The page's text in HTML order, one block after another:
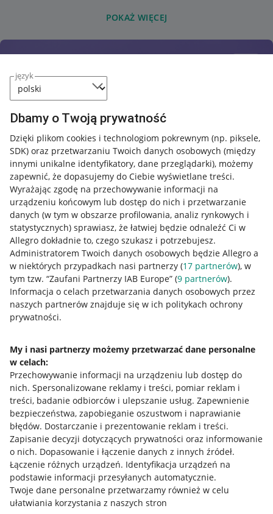
język
Dbamy o Twoją prywatność
Dzięki plikom cookies i technologiom pokrewnym (np. piksele,
SDK) oraz przetwarzaniu Twoich danych osobowych (między
innymi unikalne identyfikatory, dane przeglądarki), możemy
zapewnić, że dopasujemy do Ciebie wyświetlane treści.
Wyrażając zgodę na przechowywanie informacji na
urządzeniu końcowym lub dostęp do nich i przetwarzanie
danych (w tym w obszarze profilowania, analiz rynkowych i
statystycznych) sprawiasz, że łatwiej będzie odnaleźć Ci w
Allegro dokładnie to, czego szukasz i potrzebujesz.
Administratorem Twoich danych osobowych będzie Allegro a
w niektórych przypadkach nasi partnerzy (17 partnerów), w
tym tzw. “Zaufani Partnerzy IAB Europe” (9 partnerów).
Informacja o celach przetwarzania danych osobowych przez
naszych partnerów znajduje się w ich politykach ochrony
prywatności.
My i nasi partnerzy możemy przetwarzać dane personalne
w celach:
Przechowywanie informacji na urządzeniu lub dostęp do
nich. Spersonalizowane reklamy i treści, pomiar reklam i
treści, badanie odbiorców i ulepszanie usług. Zapewnienie
bezpieczeństwa, zapobieganie oszustwom i naprawianie
błędów. Dostarczanie i prezentowanie reklam i treści.
Zapisanie decyzji dotyczących prywatności oraz informowanie
o nich. Dopasowanie i łączenie danych z innych źródeł.
Łączenie różnych urządzeń. Identyfikacja urządzeń na
podstawie informacji przesyłanych automatycznie.
Twoje dane personalne przetwarzamy również w celu
ułatwiania korzystania z naszych stron
POKAŻ WIĘCEJ
Przydatne informacje
Jak to działa
Allegro Gadane dla sprzedających
Allegro Gadane dla kupujących
Mapa miejscowości
Informacje prawne
Regulamin
Polityka plików "cookies"
Ustawienia plików "cookies"